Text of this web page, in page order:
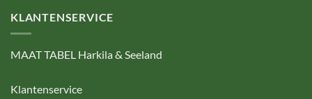
KLANTENSERVICE
MAAT TABEL Harkila & Seeland
Klantenservice